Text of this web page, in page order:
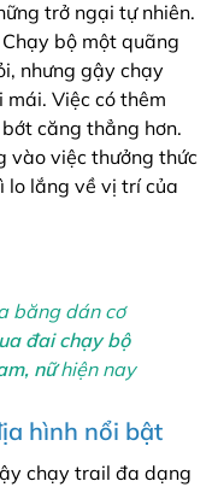
trở ngại tự nhiên.
Chạy bộ một quãng
nhưng gậy chạy
Việc có thêm
căng thẳng hơn.
vào việc thưởng thức
lo lắng về vị trí của
băng dán cơ
đai chạy bộ
nữ hiện nay
hình nổi bật
chạy trail đa dạng